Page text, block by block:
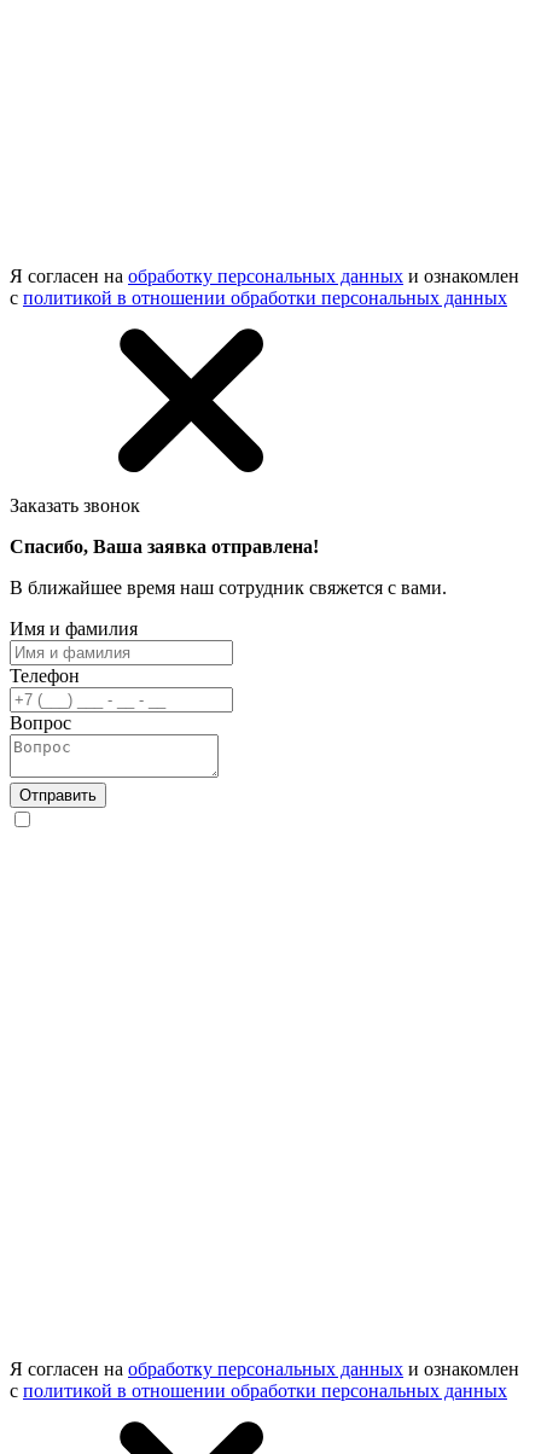
Я согласен на обработку персональных данных и ознакомлен
с политикой в отношении обработки персональных данных
Заказать звонок
Спасибо, Ваша заявка отправлена!
В ближайшее время наш сотрудник свяжется с вами.
Имя и фамилия
Телефон
Вопрос
Отправить
Я согласен на обработку персональных данных и ознакомлен
с политикой в отношении обработки персональных данных